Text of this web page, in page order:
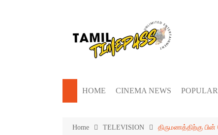
HOME CINEMA NEWS
Home TELEVISION திருமணத்திற்கு